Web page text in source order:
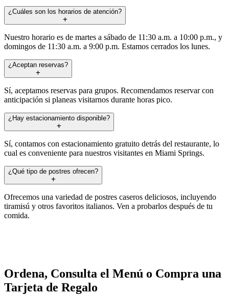
¿Cuáles son los horarios de atención?
Nuestro horario es de martes a sábado de 11:30 a.m. a 10:00 p.m., y
domingos de 11:30 a.m. a 9:00 p.m. Estamos cerrados los lunes.
¿Aceptan reservas?
Sí, aceptamos reservas para grupos. Recomendamos reservar con
anticipación si planeas visitarnos durante horas pico.
¿Hay estacionamiento disponible?
Sí, contamos con estacionamiento gratuito detrás del restaurante, lo
cual es conveniente para nuestros visitantes en Miami Springs.
¿Qué tipo de postres ofrecen?
Ofrecemos una variedad de postres caseros deliciosos, incluyendo
tiramisú y otros favoritos italianos. Ven a probarlos después de tu
comida.
Ordena, Consulta el Menú o Compra una
Tarjeta de Regalo